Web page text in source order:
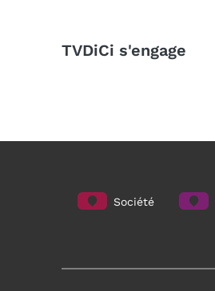
TVDiCi s'engage
Société